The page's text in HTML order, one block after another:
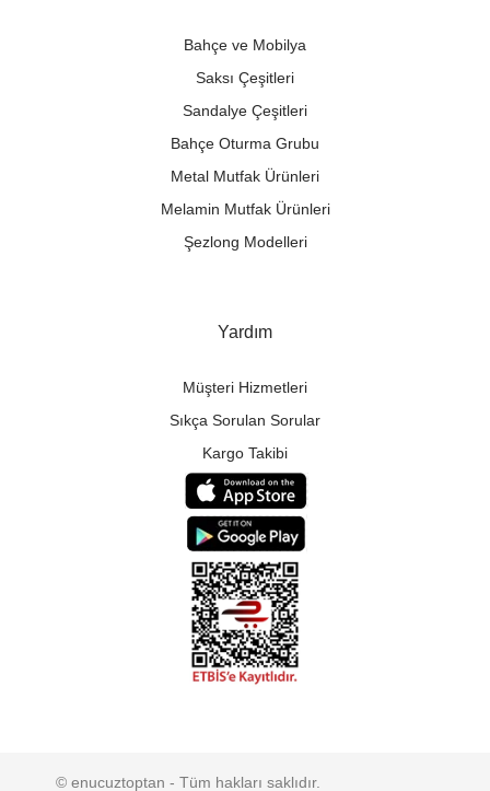
Bahçe ve Mobilya
Saksı Çeşitleri
Sandalye Çeşitleri
Bahçe Oturma Grubu
Metal Mutfak Ürünleri
Melamin Mutfak Ürünleri
Şezlong Modelleri
Yardım
Müşteri Hizmetleri
Sıkça Sorulan Sorular
Kargo Takibi
© enucuztoptan - Tüm hakları saklıdır.